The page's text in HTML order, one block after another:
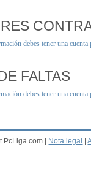
debes tener una
FALTAS
debes tener una
PcLiga.com | Nota legal |